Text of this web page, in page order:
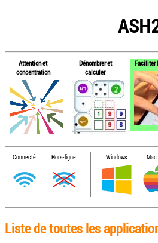
Attention et
concentration
Dénombrer et
calculer
Faciliter
Connecté Hors-ligne Windows Mac
Liste de toutes les